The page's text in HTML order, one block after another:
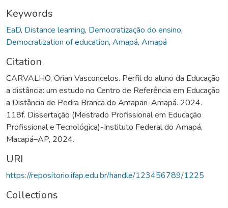
Keywords
EaD, Distance learning, Democratização do ensino,
Democratization of education, Amapá, Amapá
Citation
CARVALHO, Orian Vasconcelos. Perfil do aluno da Educação
a distância: um estudo no Centro de Referência em Educação
a Distância de Pedra Branca do Amapari-Amapá. 2024.
118f. Dissertação (Mestrado Profissional em Educação
Profissional e Tecnológica)-Instituto Federal do Amapá,
Macapá–AP, 2024.
URI
https://repositorio.ifap.edu.br/handle/123456789/1225
Collections